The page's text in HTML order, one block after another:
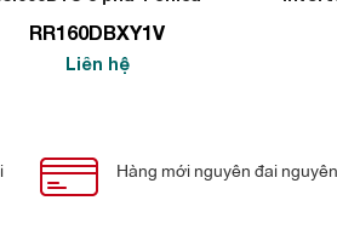
RR160DBXY1V
Liên hệ
Hàng mới nguyên đai